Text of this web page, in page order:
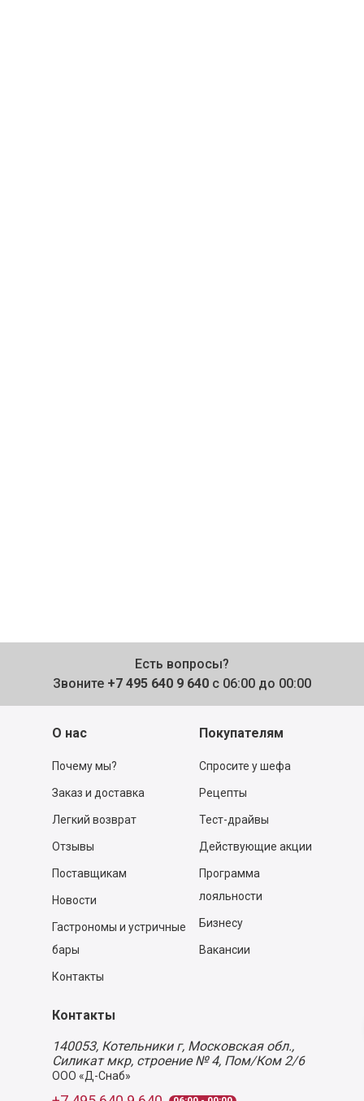
Есть вопросы?
Звоните +7 495 640 9 640 с 06:00 до 00:00
О нас
Почему мы?
Заказ и доставка
Легкий возврат
Отзывы
Поставщикам
Новости
Гастрономы и устричные
бары
Контакты
Покупателям
Спросите у шефа
Рецепты
Тест-драйвы
Действующие акции
Программа
лояльности
Бизнесу
Вакансии
Контакты
140053, Котельники г, Московская обл.,
Силикат мкр, строение № 4, Пом/Ком 2/6
ООО «Д-Снаб»